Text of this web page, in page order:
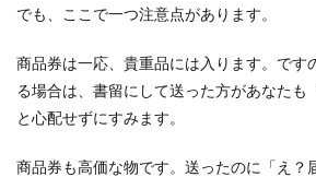
でも、ここで一つ注意点があります。
商品券は一応、貴重品には入ります。です
る場合は、書留にして送った方があなたも
と心配せずにすみます。
商品券も高価な物です。送ったのに「え？